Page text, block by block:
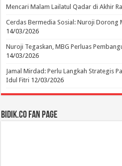
Mencari Malam Lailatul Qadar di Akhir
Cerdas Bermedia Sosial: Nuroji Dorong
14/03/2026
Nuroji Tegaskan, MBG Perluas
14/03/2026
Jamal Mirdad: Perlu Langkah Strategis
Idul Fitri 12/03/2026
BIDIK.CO Fan Page